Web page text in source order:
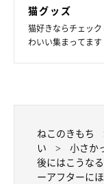
猫グッズ
猫好きならチェッ
わいい集まってます
ねこのきもち
い
小さか
後にはこうな
ーアフターに